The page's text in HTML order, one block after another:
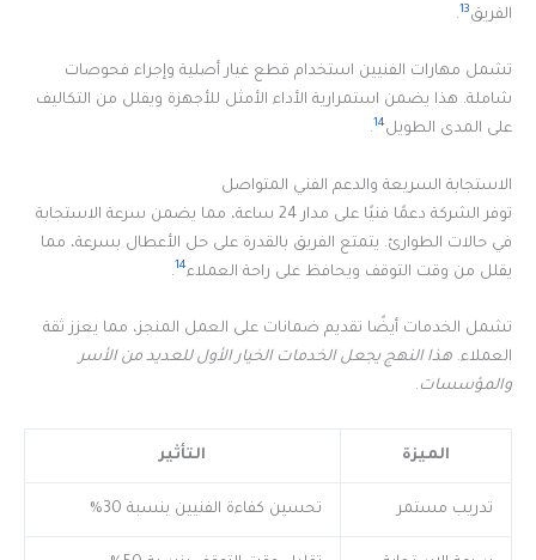
الفريق13
.
تشمل مهارات الفنيين استخدام قطع غيار أصلية وإجراء فحوصات
شاملة. هذا يضمن استمرارية الأداء الأمثل للأجهزة ويقلل من التكاليف
على المدى الطويل14
.
الاستجابة السريعة والدعم الفني المتواصل
توفر الشركة دعمًا فنيًا على مدار 24 ساعة، مما يضمن سرعة الاستجابة
في حالات الطوارئ. يتمتع الفريق بالقدرة على حل الأعطال بسرعة، مما
يقلل من وقت التوقف ويحافظ على راحة العملاء14
.
تشمل الخدمات أيضًا تقديم ضمانات على العمل المنجز، مما يعزز ثقة
العملاء. هذا النهج يجعل الخدمات الخيار الأول للعديد من الأسر
والمؤسسات .
الميزة التأثير
تدريب مستمر تحسين كفاءة الفنيين بنسبة 30%